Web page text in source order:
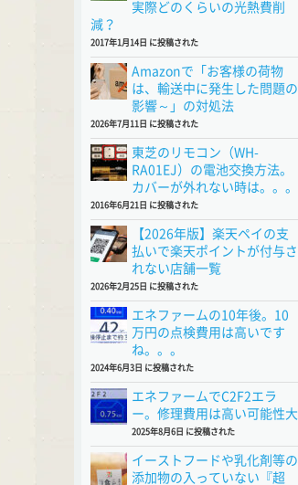
実際どのくらいの光熱費削
減？
2017年1月14日 に投稿された
Amazonで「お客様の荷物
は、輸送中に発生した問題の
影響～」の対処法
2026年7月11日 に投稿された
東芝のリモコン（WH-
RA01EJ）の電池交換方法。
カバーが外れない時は。。。
2016年6月21日 に投稿された
【2026年版】楽天ペイの支
払いで楽天ポイントが付与さ
れない店舗一覧
2026年2月25日 に投稿された
エネファームの10年後。10
万円の点検費用は高いです
ね。。。
2024年6月3日 に投稿された
エネファームでC2F2エラ
ー。修理費用は高い可能性大
2025年8月6日 に投稿された
イーストフードや乳化剤等の
添加物の入っていない『超